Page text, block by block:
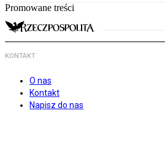
Promowane treści
KONTAKT
O nas
Kontakt
Napisz do nas